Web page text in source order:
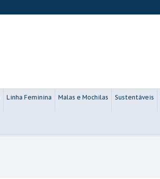
Linha Feminina Malas e Mochilas Sustentáveis